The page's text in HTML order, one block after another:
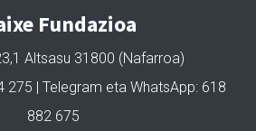
Fundazioa
Altsasu 31800 (Nafarroa)
275 | Telegram eta WhatsApp: 618
882 675